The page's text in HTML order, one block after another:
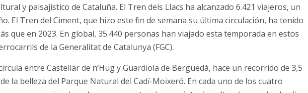
y paisajístico de Cataluña. El Tren dels Llacs ha alcanzado 6.421 viajeros, un
El Tren del Ciment, que hizo este fin de semana su última circulación, ha tenido
que en 2023. En global, 35.440 personas han viajado esta temporada en estos
de la Generalitat de Catalunya (FGC).
entre Castellar de n’Hug y Guardiola de Berguedà, hace un recorrido de 3,5
la belleza del Parque Natural del Cadí-Moixeró. En cada uno de los cuatro